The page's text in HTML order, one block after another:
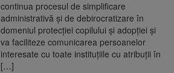
continua procesul de simplificare
administrativă şi de debirocratizare în
domeniul protecţiei copilului şi adopţiei şi
va faciliteze comunicarea persoanelor
interesate cu toate instituţiile cu atribuţii în
[…]